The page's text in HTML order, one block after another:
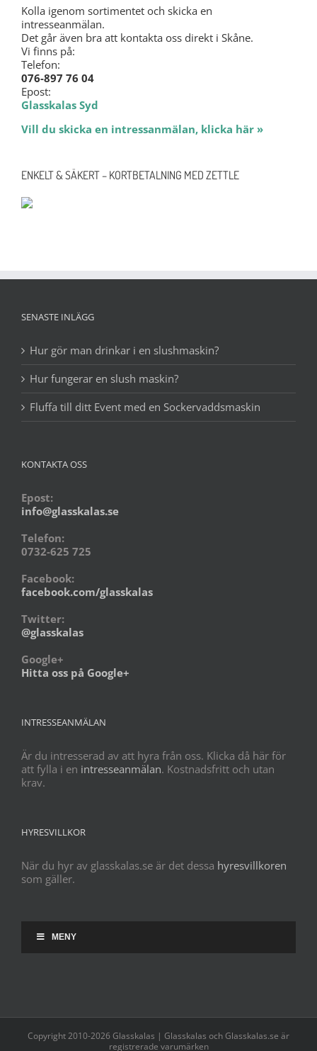
Kolla igenom sortimentet och skicka en
intresseanmälan.
Det går även bra att kontakta oss direkt i Skåne.
Vi finns på:
Telefon:
076-897 76 04
Epost:
Glasskalas Syd
Vill du skicka en intressanmälan, klicka här »
ENKELT & SÄKERT – KORTBETALNING MED ZETTLE
SENASTE INLÄGG
Hur gör man drinkar i en slushmaskin?
Hur fungerar en slush maskin?
Fluffa till ditt Event med en Sockervaddsmaskin
KONTAKTA OSS
Epost:
info@glasskalas.se
Telefon:
0732-625 725
Facebook:
facebook.com/glasskalas
Twitter:
@glasskalas
Google+
Hitta oss på Google+
INTRESSEANMÄLAN
Är du intresserad av att hyra från oss. Klicka då här för
att fylla i en intresseanmälan. Kostnadsfritt och utan
krav.
HYRESVILLKOR
När du hyr av glasskalas.se är det dessa hyresvillkoren
som gäller.
MENY
Copyright 2010-2026 Glasskalas | Glasskalas och Glasskalas.se är
registrerade varumärken